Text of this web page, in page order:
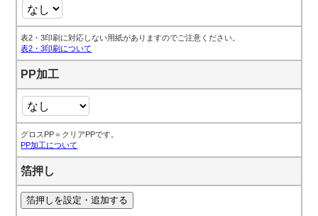
表2・3印刷に対応しない用紙がありますのでご注意ください。
表2・3印刷について
PP加工
グロスPP＝クリアPPです。
PP加工について
箔押し
箔押しを設定・追加する